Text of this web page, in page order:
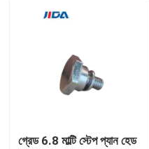
আমাদের সাথে যোগাযোগ
একটি উদ্ধৃতি অনুরোধ করুন
গ্রেড 6.8 মাল্টি স্টেপ প্যান হেড